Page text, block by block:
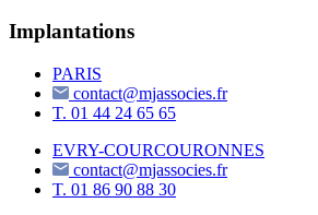
Implantations
PARIS
contact@mjassocies.fr
T. 01 44 24 65 65
EVRY-COURCOURONNES
contact@mjassocies.fr
T. 01 86 90 88 30